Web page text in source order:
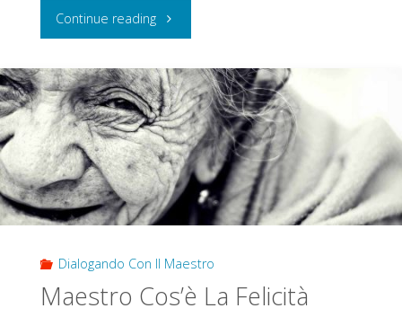
Continue reading"Paura
Cambiamento"
Dialogando Con Il Maestro
Maestro Cos’è La Felicità